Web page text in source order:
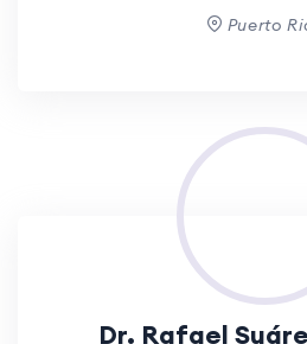
Puerto
Dr. Rafael